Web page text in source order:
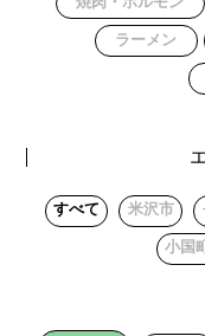
ラーメン
すべて 米沢市
小国町